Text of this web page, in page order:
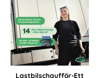
Lastbilschaufför-Ett